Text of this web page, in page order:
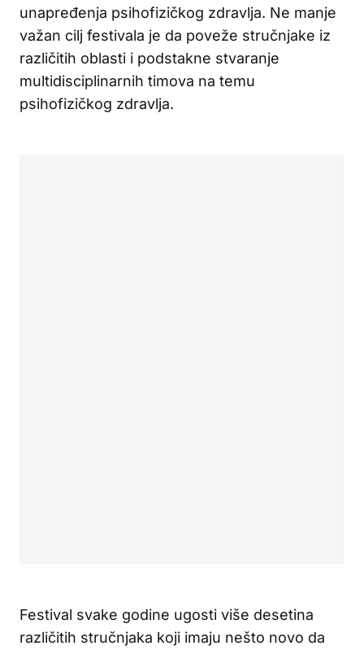
unapređenja psihofizičkog zdravlja. Ne manje
važan cilj festivala je da poveže stručnjake iz
različitih oblasti i podstakne stvaranje
multidisciplinarnih timova na temu
psihofizičkog zdravlja.
Festival svake godine ugosti više desetina
različitih stručnjaka koji imaju nešto novo da